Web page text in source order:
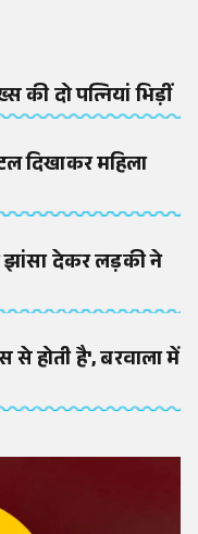
की दो पत्नियां भिड़ीं
दिखाकर महिला
झांसा देकर लड़की ने
से होती है', बरवाला में